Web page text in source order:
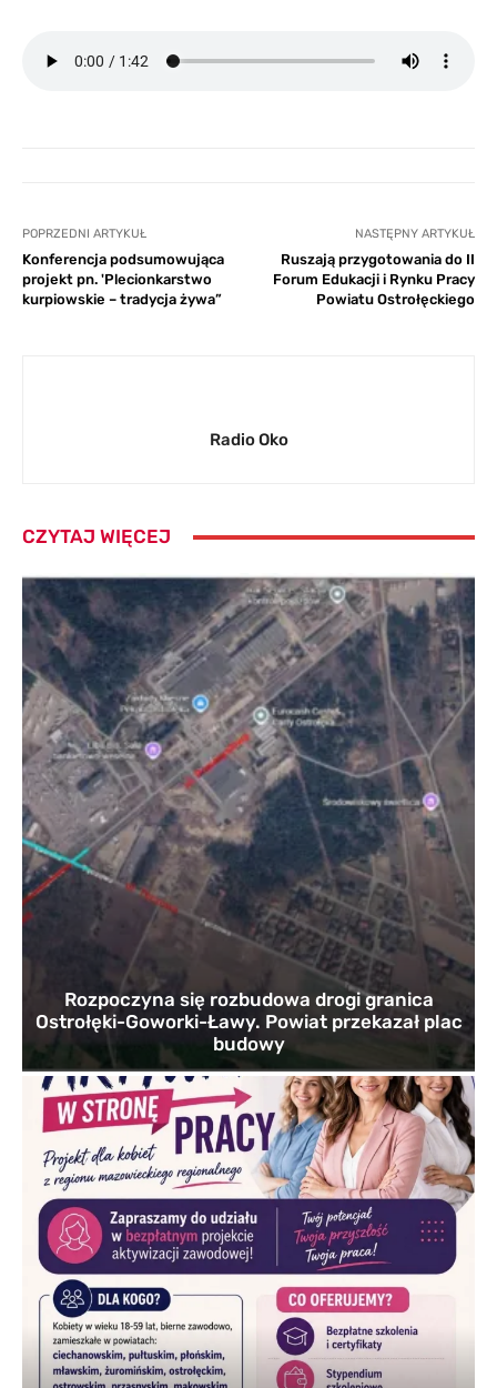
POPRZEDNI ARTYKUŁ
Konferencja podsumowująca
projekt pn. 'Plecionkarstwo
kurpiowskie – tradycja żywa”
NASTĘPNY ARTYKUŁ
Ruszają przygotowania do II
Forum Edukacji i Rynku Pracy
Powiatu Ostrołęckiego
Radio Oko
CZYTAJ WIĘCEJ
Rozpoczyna się rozbudowa drogi granica
Ostrołęki-Goworki-Ławy. Powiat przekazał plac
budowy